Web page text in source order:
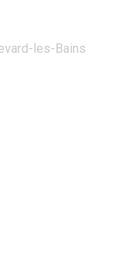
les-Bains